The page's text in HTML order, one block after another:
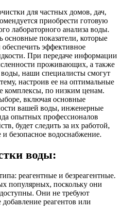
для частных домов, дач,
приобрести готовую
лабораторного анализа воды.
основные показатели, которые
эффективное
При передаче информации
проживающих, а также
наши специалисты смогут
настроив ее на оптимальные
комплексы, по низким ценам.
включая основные
вашей воды, инженерные
опытных профессионалов
будет следить за их работой,
безопасное водоснабжение.
воды:
реагентные и безреагентные.
популярных, поскольку они
Они не требуют
реагентов или